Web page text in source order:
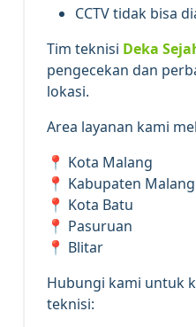
CCTV tidak bisa
Tim teknisi Deka
pengecekan dan
lokasi.
Area layanan kami
📍 Kota Malang
📍 Kabupaten Malang
📍 Kota Batu
📍 Pasuruan
📍 Blitar
Hubungi kami untuk
teknisi: